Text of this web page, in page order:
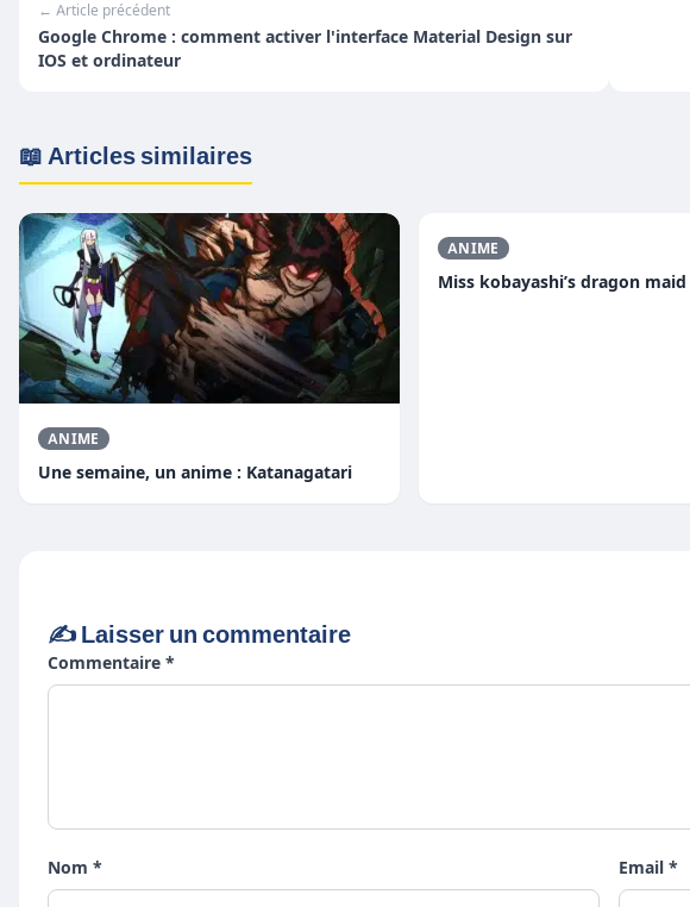
← Article précédent
Google Chrome : comment activer l'interface Material Design sur
IOS et ordinateur
📖 Articles similaires
ANIME
Une semaine, un anime : Katanagatari
ANIME
Miss kobayashi’s dragon maid
✍️ Laisser un commentaire
Commentaire *
Nom * Email *